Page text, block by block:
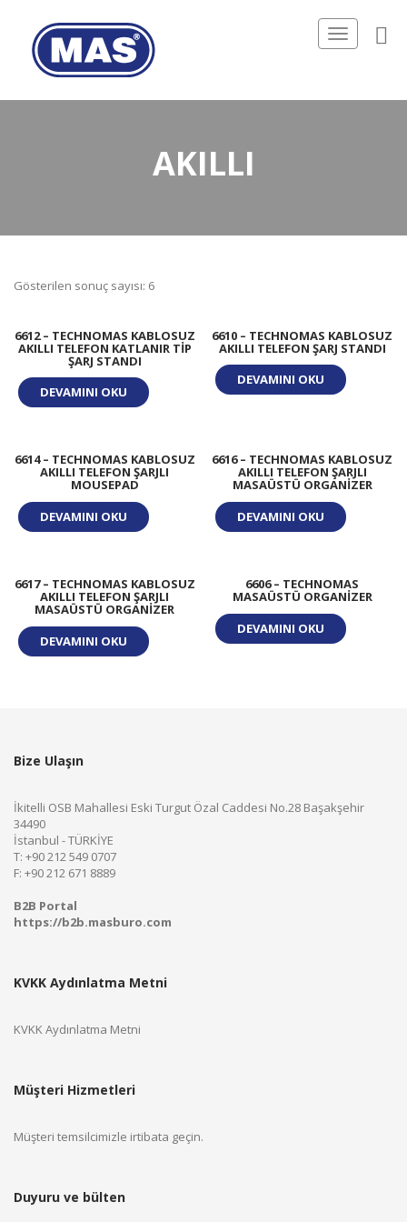
Toggle
navigation
AKILLI
Gösterilen sonuç sayısı: 6
6612 – TECHNOMAS KABLOSUZ
AKILLI TELEFON KATLANIR TIP
ŞARJ STANDI
DEVAMINI OKU
6610 – TECHNOMAS KABLOSUZ
AKILLI TELEFON ŞARJ STANDI
DEVAMINI OKU
6614 – TECHNOMAS KABLOSUZ
AKILLI TELEFON ŞARJLI
MOUSEPAD
DEVAMINI OKU
6616 – TECHNOMAS KABLOSUZ
AKILLI TELEFON ŞARJLI
MASAÜSTÜ ORGANIZER
DEVAMINI OKU
6617 – TECHNOMAS KABLOSUZ
AKILLI TELEFON ŞARJLI
MASAÜSTÜ ORGANIZER
DEVAMINI OKU
6606 – TECHNOMAS
MASAÜSTÜ ORGANIZER
DEVAMINI OKU
Bize Ulaşın
İkitelli OSB Mahallesi Eski Turgut Özal Caddesi No.28 Başakşehir
34490
İstanbul - TÜRKİYE
T: +90 212 549 0707
F: +90 212 671 8889
B2B Portal
https://b2b.masburo.com
KVKK Aydınlatma Metni
KVKK Aydınlatma Metni
Müşteri Hizmetleri
Müşteri temsilcimizle irtibata geçin.
Duyuru ve bülten